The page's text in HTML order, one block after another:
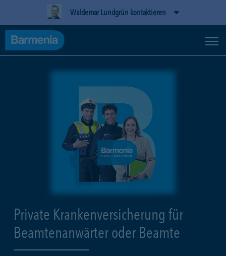
Waldemar Lundgrün kontaktieren
Private Krankenversicherung für
Beamtenanwärter oder Beamte